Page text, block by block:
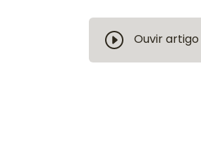
Ouvir artigo